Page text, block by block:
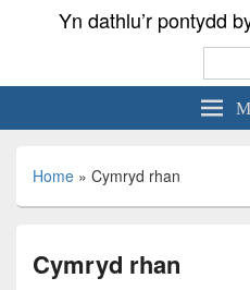
Yn dathlu’r pontydd
Home » Cymryd rhan
Cymryd rhan